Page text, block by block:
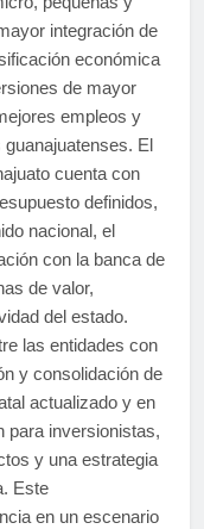
integración de
económica
de mayor
empleos y
El
cuenta con
definidos,
nacional, el
con la banca de
de valor,
del estado.
las entidades con
y consolidación de
actualizado y en
para inversionistas,
y una estrategia
Este
en un escenario